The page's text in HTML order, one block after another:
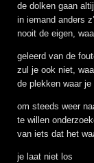
de dolken gaan
in iemand anders
nooit de eigen,
geleerd van de
zul je ook niet,
de plekken waar je
om steeds weer
te willen
van iets dat het
je laat niet los